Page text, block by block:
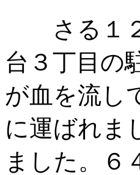
さる１２
台３丁目の
が血を流し
に運ばれま
ました。６